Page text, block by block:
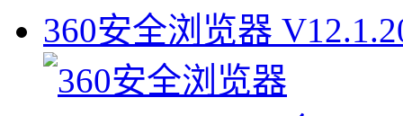
360安全浏览器